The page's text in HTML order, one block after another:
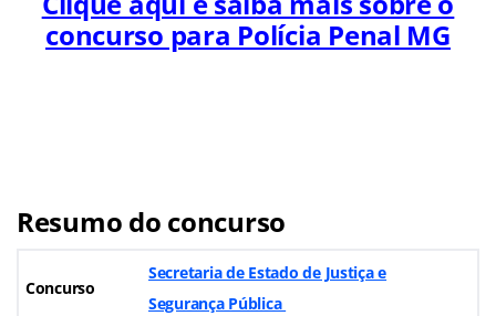
concurso para Polícia Penal MG
Resumo do concurso
Concurso
Secretaria de Estado de Justiça e
Segurança Pública